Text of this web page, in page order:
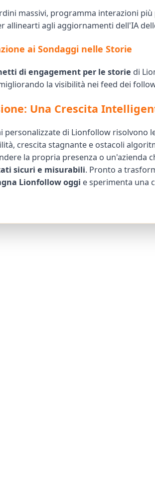
massivi, programma interazioni più
allinearti agli aggiornamenti dell'IA
ai Sondaggi nelle Storie
di engagement per le storie di
la visibilità nei feed dei
Una Crescita
personalizzate di Lionfollow risolvono
crescita stagnante e ostacoli
la propria presenza o un'azienda
sicuri e misurabili. Pronto a
Lionfollow oggi e sperimenta una